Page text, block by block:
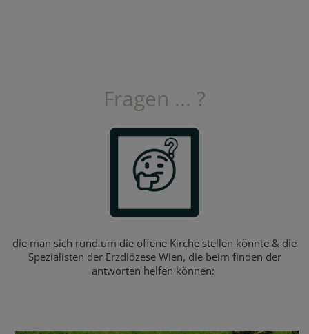
Fragen ... ?
die man sich rund um die offene Kirche stellen könnte & die
Spezialisten der Erzdiözese Wien, die beim finden der
antworten helfen können: